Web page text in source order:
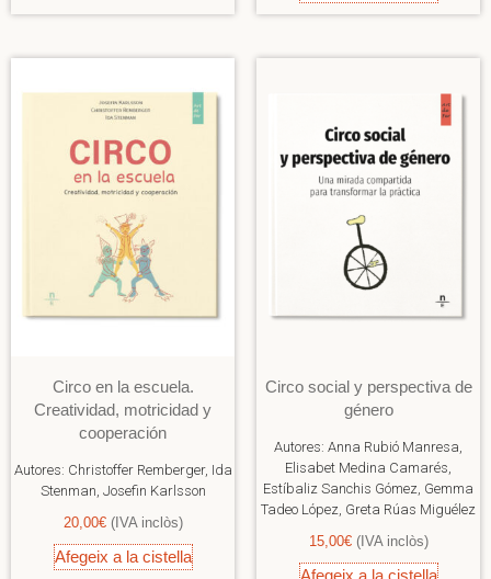
Circo en la escuela.
Creatividad, motricidad y
cooperación
Autores: Christoffer Remberger, Ida
Stenman, Josefin Karlsson
20,00€ (IVA inclòs)
Afegeix a la cistella
Circo social y perspectiva de
género
Autores: Anna Rubió Manresa,
Elisabet Medina Camarés,
Estíbaliz Sanchis Gómez, Gemma
Tadeo López, Greta Rúas Miguélez
15,00€ (IVA inclòs)
Afegeix a la cistella